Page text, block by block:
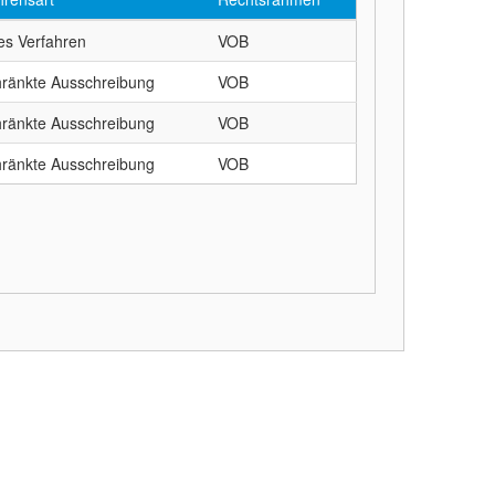
Verfahren
VOB
Ausschreibung
VOB
Ausschreibung
VOB
Ausschreibung VOB